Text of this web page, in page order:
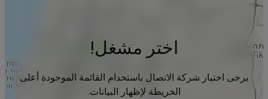
اختر مشغل!
يرجى اختيار شركة الاتصال باستخدام القائمة الموجودة أعلى
الخريطة لإظهار البيانات.